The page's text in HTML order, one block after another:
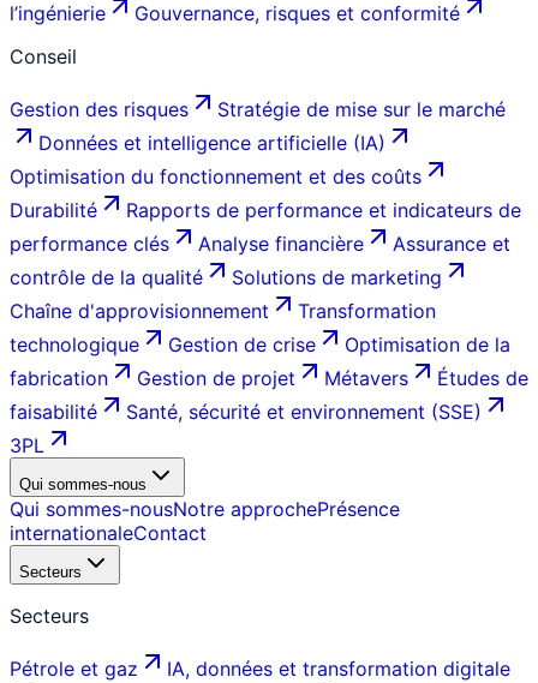
l’ingénierie
Gouvernance, risques et conformité
Conseil
Gestion des risques
Stratégie de mise sur le marché
Données et intelligence artificielle (IA)
Optimisation du fonctionnement et des coûts
Durabilité
Rapports de performance et indicateurs de
performance clés
Analyse financière
Assurance et
contrôle de la qualité
Solutions de marketing
Chaîne d'approvisionnement
Transformation
technologique
Gestion de crise
Optimisation de la
fabrication
Gestion de projet Métavers
Études de
faisabilité
Santé, sécurité et environnement (SSE)
3PL
Qui sommes-nous
Qui sommes-nousNotre approchePrésence
internationaleContact
Secteurs
Secteurs
Pétrole et gaz
IA, données et transformation digitale